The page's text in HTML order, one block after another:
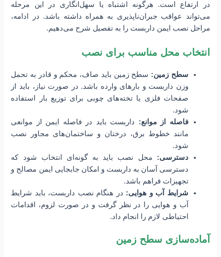
در ارتفاع است. هرگونه اشتباه یا سهل‌انگاری در این مرحله
می‌تواند عواقب جبران‌ناپذیری به همراه داشته باشد. در ادامه،
مراحل نصب ایمن داربست را به تفصیل شرح می‌دهیم.
انتخاب محل مناسب برای نصب
سطح زمین: سطح زمین باید صاف، محکم و قادر به تحمل
وزن داربست و بارهای وارده باشد. در صورت نیاز، باید از
صفحات فلزی یا تخته‌های چوبی برای توزیع بار استفاده
شود.
فاصله از موانع: داربست باید در فاصله ایمن از موانعی
مانند خطوط برق، درختان و ساختمان‌های مجاور نصب
شود.
دسترسی: محل نصب باید به گونه‌ای انتخاب شود که
دسترسی آسان به داربست و امکان جابجایی ایمن مصالح و
تجهیزات فراهم باشد.
شرایط آب و هوایی: در هنگام نصب داربست، باید شرایط
آب و هوایی را در نظر گرفت و در صورت لزوم، اقدامات
احتیاطی لازم را انجام داد.
آماده‌سازی سطح زمین